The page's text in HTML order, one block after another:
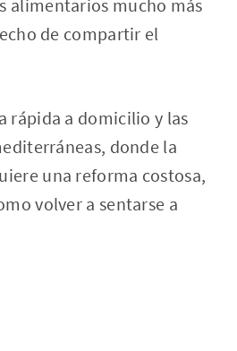
alimentarios mucho más
de compartir el
rápida a domicilio y las
donde la
una reforma costosa,
volver a sentarse a